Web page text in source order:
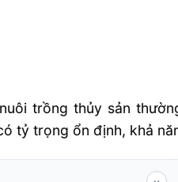
trồng thủy sản
tỷ trọng ổn định, khả